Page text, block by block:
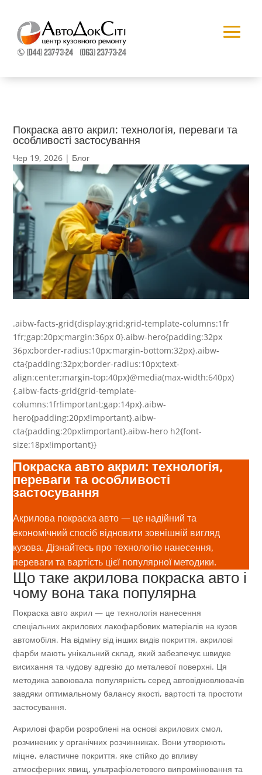
Покраска авто акрил: технологія, переваги та
особливості застосування
Чер 19, 2026 | Блог
.aibw-facts-grid{display:grid;grid-template-columns:1fr
1fr;gap:20px;margin:36px 0}.aibw-hero{padding:32px
36px;border-radius:10px;margin-bottom:32px}.aibw-
cta{padding:32px;border-radius:10px;text-
align:center;margin-top:40px}@media(max-width:640px)
{.aibw-facts-grid{grid-template-
columns:1fr!important;gap:14px}.aibw-
hero{padding:20px!important}.aibw-
cta{padding:20px!important}.aibw-hero h2{font-
size:18px!important}}
Покраска авто акрил: технологія,
переваги та особливості
застосування
Акрилова покраска авто — це надійний та
економічний спосіб відновити зовнішній вигляд
кузова. Дізнайтесь про технологію нанесення,
переваги та вартість цієї популярної методики.
Що таке акрилова покраска авто і
чому вона така популярна
Покраска авто акрил — це технологія нанесення
спеціальних акрилових лакофарбових матеріалів на кузов
автомобіля. На відміну від інших видів покриття, акрилові
фарби мають унікальний склад, який забезпечує швидке
висихання та чудову адгезію до металевої поверхні. Ця
методика завоювала популярність серед автовідновлювачів
завдяки оптимальному балансу якості, вартості та простоти
застосування.
Акрилові фарби розроблені на основі акрилових смол,
розчинених у органічних розчинниках. Вони утворюють
міцне, еластичне покриття, яке стійко до впливу
атмосферних явищ, ультрафіолетового випромінювання та